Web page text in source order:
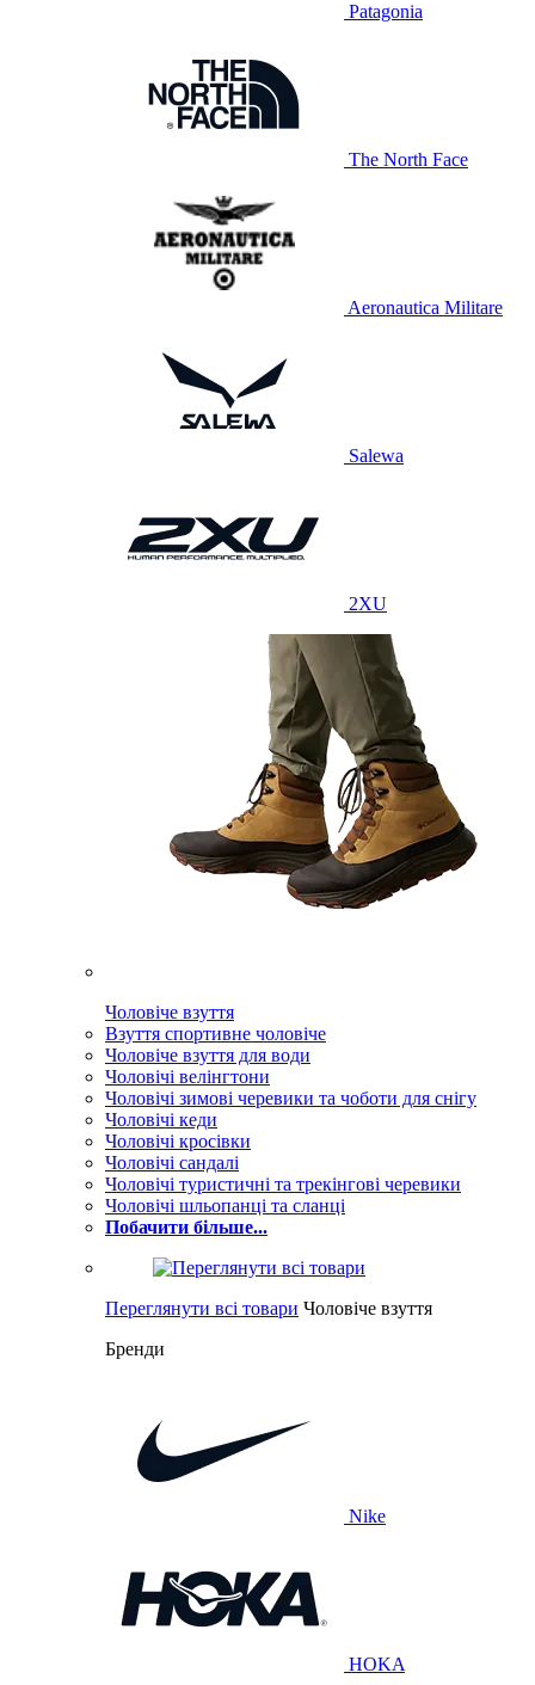
Patagonia
The North Face
Aeronautica Militare
Salewa
2XU
Чоловіче взуття
Взуття спортивне чоловіче
Чоловіче взуття для води
Чоловічі велінгтони
Чоловічі зимові черевики та чоботи для снігу
Чоловічі кеди
Чоловічі кросівки
Чоловічі сандалі
Чоловічі туристичні та трекінгові черевики
Чоловічі шльопанці та сланці
Побачити більше...
Переглянути всі товари Чоловіче взуття
Бренди
Nike
HOKA